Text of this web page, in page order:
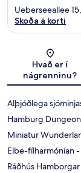
Ueberseeallee
Skoða á korti
Hvað er í
nágrenninu?
Alþjóðlega
Hamburg Dungeon
Miniatur
Elbe-fílharmónían-
Ráðhús Hamborgar